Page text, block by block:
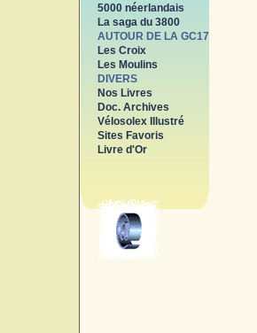
5000 néerlandais
La saga du 3800
AUTOUR DE LA GC17
Les Croix
Les Moulins
DIVERS
Nos Livres
Doc. Archives
Vélosolex Illustré
Sites Favoris
Livre d'Or